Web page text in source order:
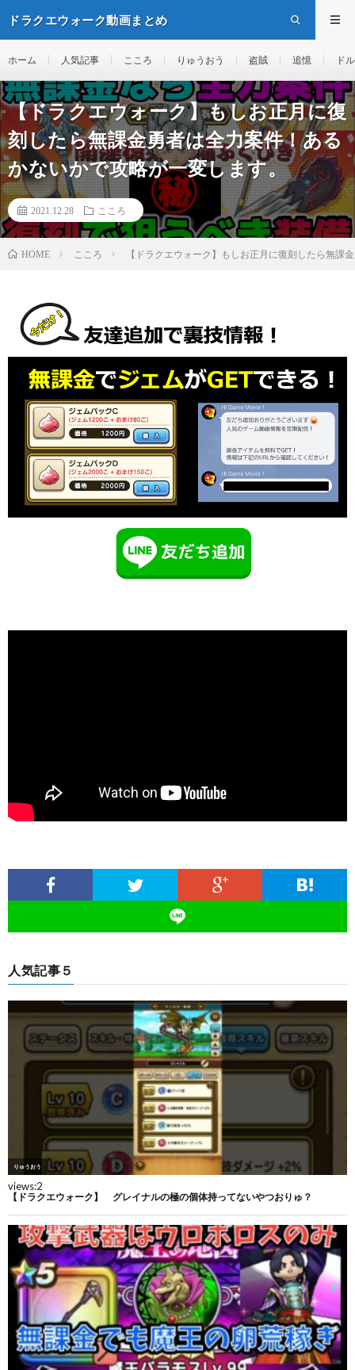
ドラクエウォーク動画まとめ
ホーム 人気記事 こころ りゅうおう 盗賊 追憶 ド
【ドラクエウォーク】もしお正月に復
刻したら無課金勇者は全力案件！ある
かないかで攻略が一変します。
2021.12.28 こころ
HOME こころ 【ドラクエウォーク】もしお正月に復刻したら無課
人気記事５